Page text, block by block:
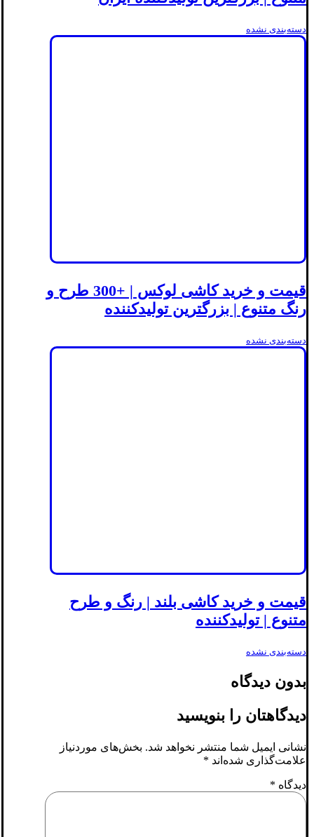
دسته‌بندی نشده
قیمت و خرید کاشی لوکس | +300 طرح و
رنگ متنوع | بزرگترین تولیدکننده
دسته‌بندی نشده
قیمت و خرید کاشی بلند | رنگ و طرح
متنوع | تولیدکننده
دسته‌بندی نشده
بدون دیدگاه
دیدگاهتان را بنویسید
نشانی ایمیل شما منتشر نخواهد شد. بخش‌های موردنیاز
علامت‌گذاری شده‌اند *
دیدگاه *